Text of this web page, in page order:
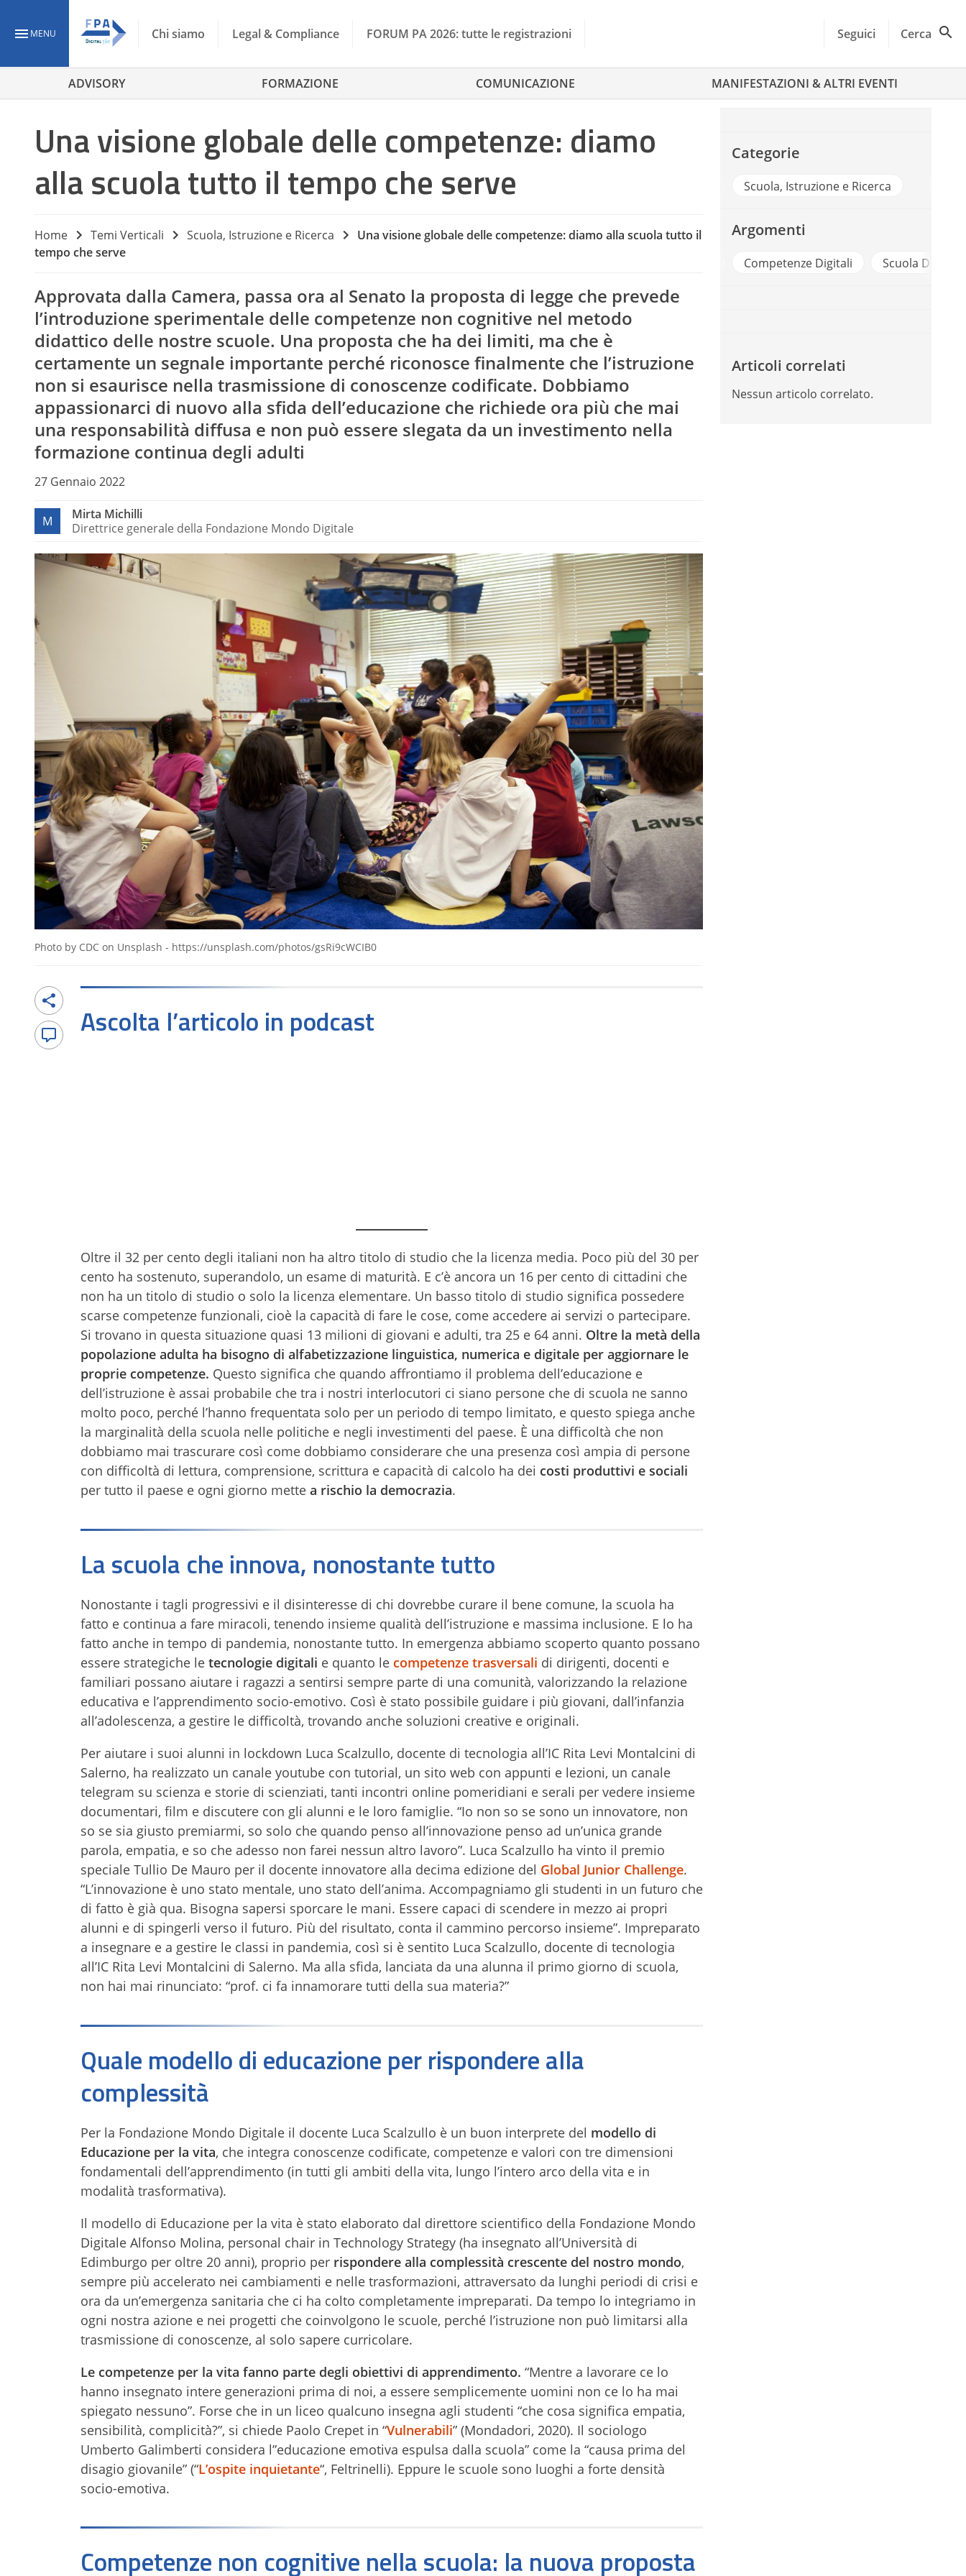
MENU Chi siamo Legal & Compliance FORUM PA 2026: tutte le registrazioni Seguici Cerca
ADVISORY FORMAZIONE COMUNICAZIONE MANIFESTAZIONI & ALTRI EVENTI
Una visione globale delle competenze: diamo
alla scuola tutto il tempo che serve
Home Temi Verticali Scuola, Istruzione e Ricerca
Una visione globale delle competenze: diamo alla scuola tutto il
tempo che serve
Approvata dalla Camera, passa ora al Senato la proposta di legge che prevede
l’introduzione sperimentale delle competenze non cognitive nel metodo
didattico delle nostre scuole. Una proposta che ha dei limiti, ma che è
certamente un segnale importante perché riconosce finalmente che l’istruzione
non si esaurisce nella trasmissione di conoscenze codificate. Dobbiamo
appassionarci di nuovo alla sfida dell’educazione che richiede ora più che mai
una responsabilità diffusa e non può essere slegata da un investimento nella
formazione continua degli adulti
27 Gennaio 2022
M
Mirta Michilli
Direttrice generale della Fondazione Mondo Digitale
Photo by CDC on Unsplash - https://unsplash.com/photos/gsRi9cWCIB0
Ascolta l’articolo in podcast
Oltre il 32 per cento degli italiani non ha altro titolo di studio che la licenza media. Poco più del 30 per
cento ha sostenuto, superandolo, un esame di maturità. E c’è ancora un 16 per cento di cittadini che
non ha un titolo di studio o solo la licenza elementare. Un basso titolo di studio significa possedere
scarse competenze funzionali, cioè la capacità di fare le cose, come accedere ai servizi o partecipare.
Si trovano in questa situazione quasi 13 milioni di giovani e adulti, tra 25 e 64 anni. Oltre la metà della
popolazione adulta ha bisogno di alfabetizzazione linguistica, numerica e digitale per aggiornare le
proprie competenze. Questo significa che quando affrontiamo il problema dell’educazione e
dell’istruzione è assai probabile che tra i nostri interlocutori ci siano persone che di scuola ne sanno
molto poco, perché l’hanno frequentata solo per un periodo di tempo limitato, e questo spiega anche
la marginalità della scuola nelle politiche e negli investimenti del paese. È una difficoltà che non
dobbiamo mai trascurare così come dobbiamo considerare che una presenza così ampia di persone
con difficoltà di lettura, comprensione, scrittura e capacità di calcolo ha dei costi produttivi e sociali
per tutto il paese e ogni giorno mette a rischio la democrazia.
La scuola che innova, nonostante tutto
Nonostante i tagli progressivi e il disinteresse di chi dovrebbe curare il bene comune, la scuola ha
fatto e continua a fare miracoli, tenendo insieme qualità dell’istruzione e massima inclusione. E lo ha
fatto anche in tempo di pandemia, nonostante tutto. In emergenza abbiamo scoperto quanto possano
essere strategiche le tecnologie digitali e quanto le competenze trasversali di dirigenti, docenti e
familiari possano aiutare i ragazzi a sentirsi sempre parte di una comunità, valorizzando la relazione
educativa e l’apprendimento socio-emotivo. Così è stato possibile guidare i più giovani, dall’infanzia
all’adolescenza, a gestire le difficoltà, trovando anche soluzioni creative e originali.
Per aiutare i suoi alunni in lockdown Luca Scalzullo, docente di tecnologia all’IC Rita Levi Montalcini di
Salerno, ha realizzato un canale youtube con tutorial, un sito web con appunti e lezioni, un canale
telegram su scienza e storie di scienziati, tanti incontri online pomeridiani e serali per vedere insieme
documentari, film e discutere con gli alunni e le loro famiglie. “Io non so se sono un innovatore, non
so se sia giusto premiarmi, so solo che quando penso all’innovazione penso ad un’unica grande
parola, empatia, e so che adesso non farei nessun altro lavoro”. Luca Scalzullo ha vinto il premio
speciale Tullio De Mauro per il docente innovatore alla decima edizione del Global Junior Challenge.
“L’innovazione è uno stato mentale, uno stato dell’anima. Accompagniamo gli studenti in un futuro che
di fatto è già qua. Bisogna sapersi sporcare le mani. Essere capaci di scendere in mezzo ai propri
alunni e di spingerli verso il futuro. Più del risultato, conta il cammino percorso insieme”. Impreparato
a insegnare e a gestire le classi in pandemia, così si è sentito Luca Scalzullo, docente di tecnologia
all’IC Rita Levi Montalcini di Salerno. Ma alla sfida, lanciata da una alunna il primo giorno di scuola,
non hai mai rinunciato: “prof. ci fa innamorare tutti della sua materia?”
Quale modello di educazione per rispondere alla
complessità
Per la Fondazione Mondo Digitale il docente Luca Scalzullo è un buon interprete del modello di
Educazione per la vita, che integra conoscenze codificate, competenze e valori con tre dimensioni
fondamentali dell’apprendimento (in tutti gli ambiti della vita, lungo l’intero arco della vita e in
modalità trasformativa).
Il modello di Educazione per la vita è stato elaborato dal direttore scientifico della Fondazione Mondo
Digitale Alfonso Molina, personal chair in Technology Strategy (ha insegnato all’Università di
Edimburgo per oltre 20 anni), proprio per rispondere alla complessità crescente del nostro mondo,
sempre più accelerato nei cambiamenti e nelle trasformazioni, attraversato da lunghi periodi di crisi e
ora da un’emergenza sanitaria che ci ha colto completamente impreparati. Da tempo lo integriamo in
ogni nostra azione e nei progetti che coinvolgono le scuole, perché l’istruzione non può limitarsi alla
trasmissione di conoscenze, al solo sapere curricolare.
Le competenze per la vita fanno parte degli obiettivi di apprendimento. “Mentre a lavorare ce lo
hanno insegnato intere generazioni prima di noi, a essere semplicemente uomini non ce lo ha mai
spiegato nessuno”. Forse che in un liceo qualcuno insegna agli studenti “che cosa significa empatia,
sensibilità, complicità?”, si chiede Paolo Crepet in “Vulnerabili” (Mondadori, 2020). Il sociologo
Umberto Galimberti considera l”educazione emotiva espulsa dalla scuola” come la “causa prima del
disagio giovanile” (“L’ospite inquietante“, Feltrinelli). Eppure le scuole sono luoghi a forte densità
socio-emotiva.
Competenze non cognitive nella scuola: la nuova proposta
Categorie
Scuola, Istruzione e Ricerca
Argomenti
Competenze Digitali Scuola Digitale
Articoli correlati
Nessun articolo correlato.